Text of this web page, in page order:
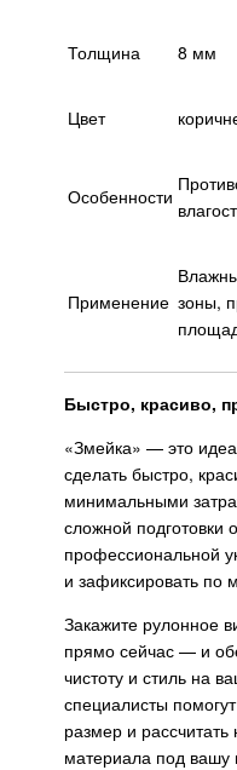
Толщина 8 мм
Цвет
Особенности
Применение зоны,
Быстро, красиво,
«Змейка» — это
сделать быстро,
минимальными
сложной подготовки
профессиональной
и зафиксировать по
Закажите рулонное
прямо сейчас — и
чистоту и стиль на
специалисты
размер и
материала под вашу